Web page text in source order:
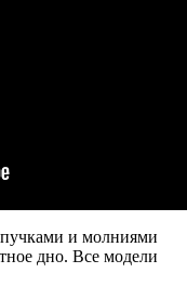
и молниями
дно. Все модели